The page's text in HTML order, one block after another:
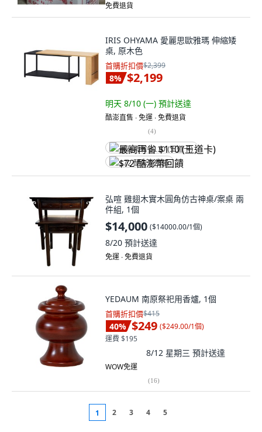
免費退貨
IRIS OHYAMA 愛麗思歐雅瑪 伸縮矮
桌, 原木色
首購折扣價$2,399
8% $2,199
明天 8/10 (一) 預計送達
酷澎直售 ∙ 免運 ∙ 免費退貨
(4)
最高再省 $110 (王道卡)
$72 酷澎幣回饋
弘喧 雞翅木實木圓角仿古神桌/案桌 兩
件組, 1個
$14,000 ($14000.00/1個)
8/20 預計送達
免運 ∙ 免費退貨
YEDAUM 南原祭祀用香爐, 1個
首購折扣價$415
40% $249 ($249.00/1個)
運費 $195
8/12 星期三 預計送達
WOW免運
(16)
1 2 3 4 5